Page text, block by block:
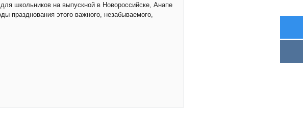
школьников на выпускной в Новороссийске, Анапе
празднования этого важного, незабываемого,